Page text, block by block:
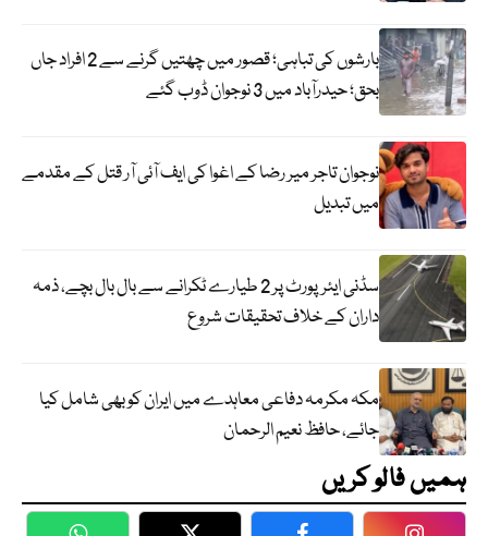
بارشوں کی تباہی؛ قصور میں چھتیں گرنے سے 2 افراد جاں
بحق؛ حیدرآباد میں 3 نوجوان ڈوب گئے
نوجوان تاجر میر رضا کے اغوا کی ایف آئی آر قتل کے مقدمے
میں تبدیل
سڈنی ایئرپورٹ پر 2 طیارے ٹکرانے سے بال بال بچے، ذمہ
داران کے خلاف تحقیقات شروع
مکہ مکرمہ دفاعی معاہدے میں ایران کو بھی شامل کیا
جائے، حافظ نعیم الرحمان
ہمیں فالو کریں